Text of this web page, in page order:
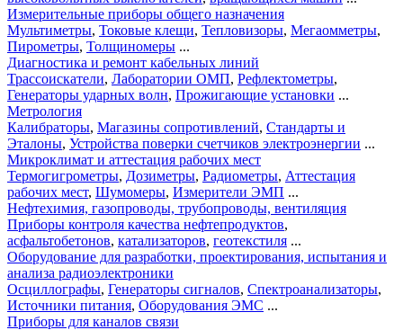
Измерительные приборы общего назначения
Мультиметры, Токовые клещи, Тепловизоры, Мегаомметры,
Пирометры, Толщиномеры ...
Диагностика и ремонт кабельных линий
Трассоискатели, Лаборатории ОМП, Рефлектометры,
Генераторы ударных волн, Прожигающие установки ...
Метрология
Калибраторы, Магазины сопротивлений, Стандарты и
Эталоны, Устройства поверки счетчиков электроэнергии ...
Микроклимат и аттестация рабочих мест
Термогигрометры, Дозиметры, Радиометры, Аттестация
рабочих мест, Шумомеры, Измерители ЭМП ...
Нефтехимия, газопроводы, трубопроводы, вентиляция
Приборы контроля качества нефтепродуктов,
асфальтобетонов, катализаторов, геотекстиля ...
Оборудование для разработки, проектирования, испытания и
анализа радиоэлектроники
Осциллографы, Генераторы сигналов, Спектроанализаторы,
Источники питания, Оборудования ЭМС ...
Приборы для каналов связи